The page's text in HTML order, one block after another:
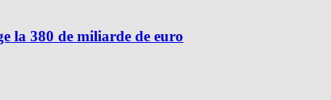
la 380 de miliarde de euro